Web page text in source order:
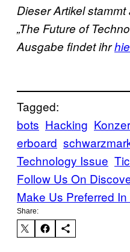
Dieser Artikel
„The Future of
Ausgabe findet ihr
Tagged:
bots Hacking
erboard
Technology Issue
Follow Us On
Make Us Preferred
Share: